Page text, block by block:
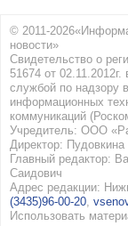
© 2011-
новости»
Свидетельство о
51674 от
службой по надзору
информационных
коммуникаций
Учредитель: ООО
Директор:
Главный редактор:
Саидович
Адрес редакции:
(3435)96-00-20
Использовать